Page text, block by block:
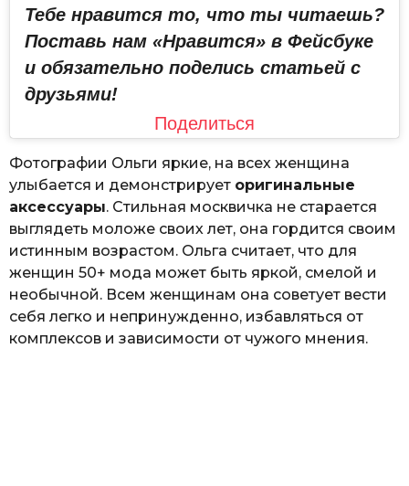
Тебе нравится то, что ты читаешь?
Поставь нам «Нравится» в Фейсбуке
и обязательно поделись статьей с
друзьями!
Поделиться
Фотографии Ольги яркие, на всех женщина
улыбается и демонстрирует оригинальные
аксессуары. Стильная москвичка не старается
выглядеть моложе своих лет, она гордится своим
истинным возрастом. Ольга считает, что для
женщин 50+ мода может быть яркой, смелой и
необычной. Всем женщинам она советует вести
себя легко и непринужденно, избавляться от
комплексов и зависимости от чужого мнения.